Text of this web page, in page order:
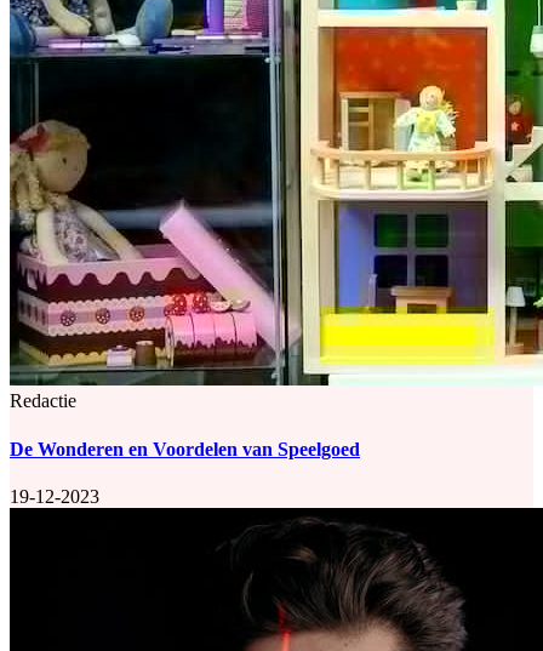
Redactie
De Wonderen en Voordelen van Speelgoed
19-12-2023